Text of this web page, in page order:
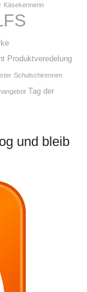
Käsekennerin
Produktveredelung
Schulschirennen
Tag der
und bleib